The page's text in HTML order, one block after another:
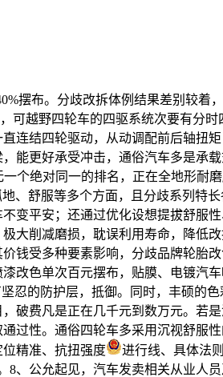
布。分歧改拆体例结果差别较着
可越野四轮车的四驱系统次要有
连结四轮驱动，从动调配前后轴
能更好承受冲击，通俗汽车多是承
个绝对同一的排名，正在全地形耐
地、舒服等多个方面，且分歧系列
变平安；还通过优化设想提拔舒服
大削减磨损，耽误利用寿命，降
钱受多种要素影响，分歧品牌轮胎
改色单次百元摆布，贴膜、电镀汽
忍的防护层，抵御。同时，丰硕的
破费凡是正在几千元到数万元。
过性。通俗四轮车多采用沉视舒
精准、抗扭强度
进行线、具体法
、公允起见，汽车发卖相关从业人